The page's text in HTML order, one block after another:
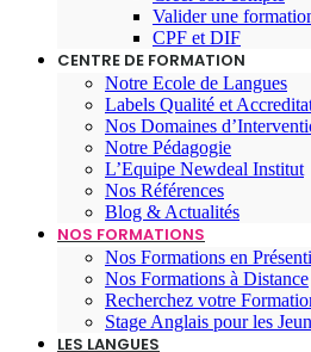
Valider une
CPF et DIF
CENTRE DE FORMATION
Notre Ecole de Langues
Labels Qualité et
Nos Domaines
Notre Pédagogie
L’Equipe Newdeal Institut
Nos Références
Blog & Actualités
NOS FORMATIONS
Nos Formations en
Nos Formations à Distance
Recherchez votre
Stage Anglais pour les
LES LANGUES